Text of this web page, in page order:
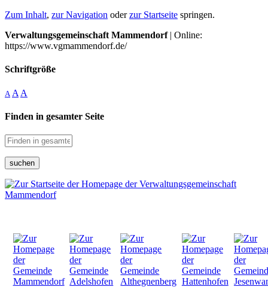
Zum Inhalt, zur Navigation oderzur Startseite springen.
Verwaltungsgemeinschaft Mammendorf| Online:
https://www.vgmammendorf.de/
Schriftgröße
A A A
Finden in gesamter Seite
suchen